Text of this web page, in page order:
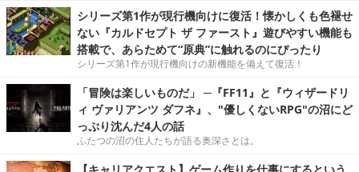
シリーズ第1作が現行機向けに復活！懐かしくも色褪せ
ない『カルドセプト ザ ファースト』遊びやすい機能も
搭載で、あらためて“原典”に触れるのにぴったり
シリーズ第1作が現行機向けの新機能を備えて復活！
「冒険は楽しいものだ」 ─『FF11』と『ウィザードリ
ィ ヴァリアンツ ダフネ』、"優しくないRPG"の沼にど
っぷり沈んだ4人の話
ふたつの沼の住人たちが語る奥深さとは。